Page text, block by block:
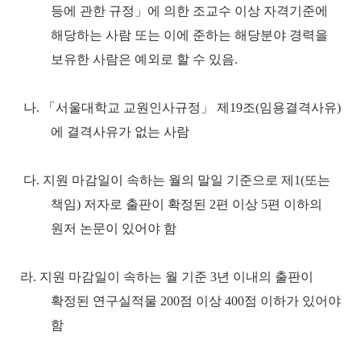
등에 관한 규정 」 에 의한 조교수 이상 자격기준에
해당하는 사람 또는 이에 준하는 해당분야 경력을
보유한 사람은 예외로 할 수 있음.
나. 「 서울대학교 교원인사규정 」 제 19조(임용결격사유)
에 결격사유가 없는 사람
다. 지원 마감일이 속하는 월의 말일 기준으로 제 1(또는
책임) 저자로 출판이 확정된 2편 이상 5편 이하의
원저 논문이 있어야 함
라. 지원 마감일이 속하는 월 기준 3년 이내의 출판이
확정된 연구실적물 200점 이상 400점 이하가 있어야
함